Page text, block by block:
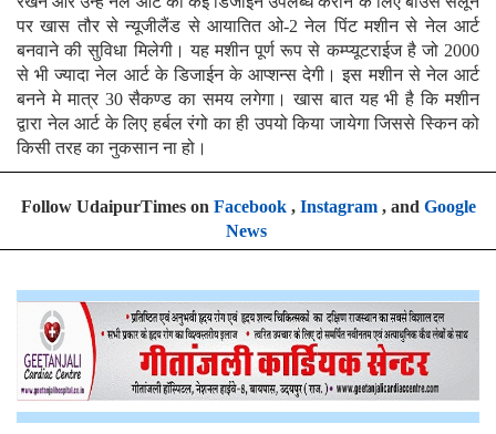
पर खास तौर से न्यूजीलैंड से आयातित ओ-2 नेल पिंट मशीन से नेल आर्ट
बनवाने की सुविधा मिलेगी। यह मशीन पूर्ण रूप से कम्प्यूटराईज है जो 2000
से भी ज्यादा नेल आर्ट के डिजाईन के आप्शन्स देगी। इस मशीन से नेल आर्ट
बनने मे मात्र 30 सैकण्ड का समय लगेगा। खास बात यह भी है कि मशीन
द्वारा नेल आर्ट के लिए हर्बल रंगो का ही उपयो किया जायेगा जिससे स्किन को
किसी तरह का नुकसान ना हो।
Follow UdaipurTimes on Facebook, Instagram, and Google
News